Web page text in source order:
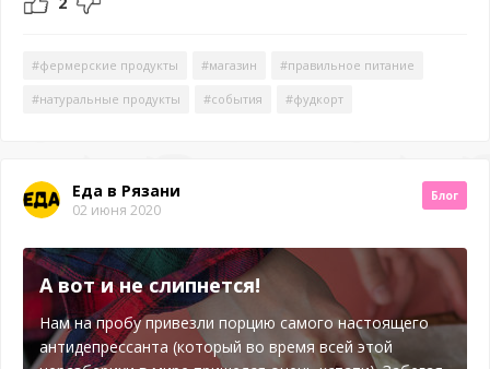
#фермерские продукты #магазин #правильное питание
#натуральные продукты #события #фудкорт
Еда в Рязани
02 июня 2020
Блог
А вот и не слипнется!
Нам на пробу привезли порцию самого настоящего
антидепрессанта (который во время всей этой